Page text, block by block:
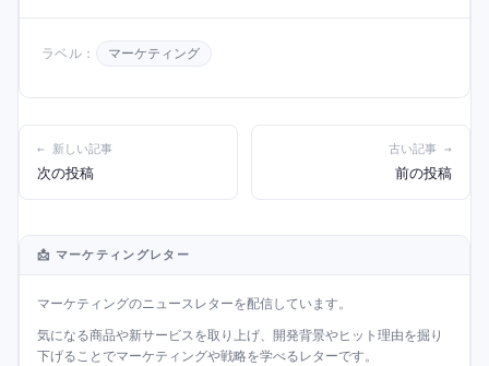
ラベル： マーケティング
← 新しい記事
次の投稿
古い記事 →
前の投稿
📩 マーケティングレター
マーケティングのニュースレターを配信しています。
気になる商品や新サービスを取り上げ、開発背景やヒット理由を掘り
下げることでマーケティングや戦略を学べるレターです。